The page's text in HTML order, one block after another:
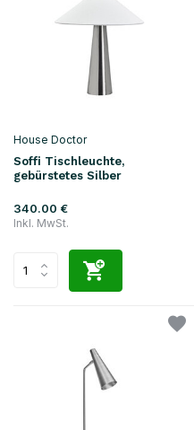
House Doctor
Soffi Tischleuchte,
gebürstetes Silber
340.00 €
Inkl. MwSt.